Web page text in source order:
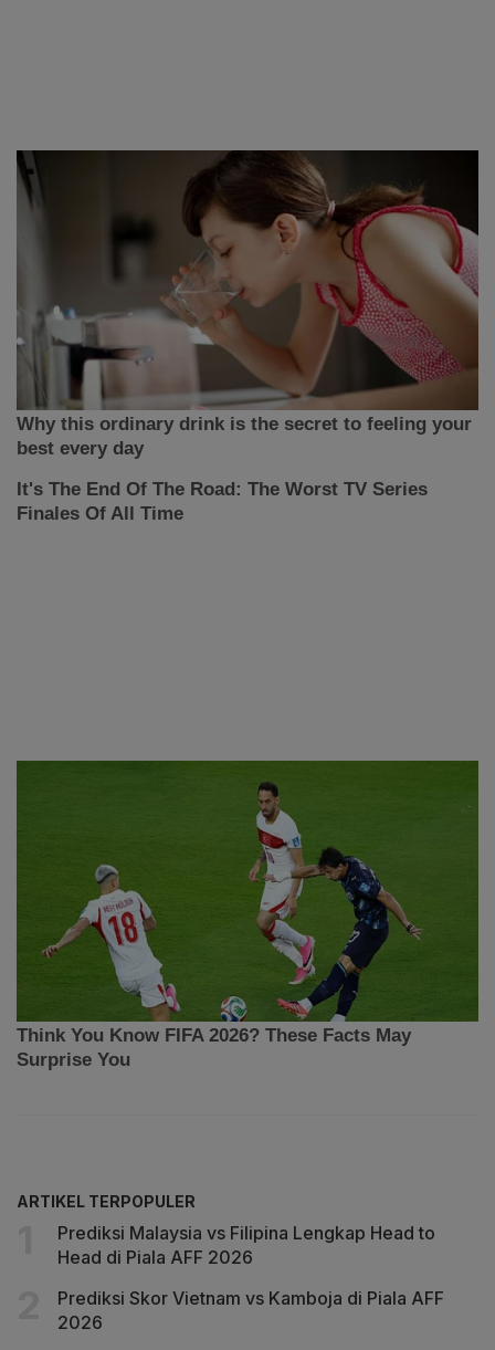
ARTIKEL TERPOPULER
Prediksi Malaysia vs Filipina Lengkap Head to
Head di Piala AFF 2026
Prediksi Skor Vietnam vs Kamboja di Piala AFF
2026